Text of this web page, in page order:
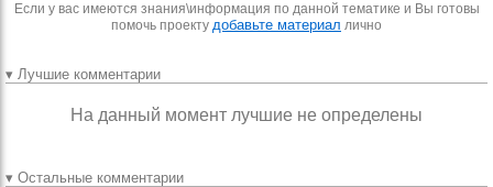
Если у вас имеются знания\информация по данной тематике и Вы готовы
помочь проекту добавьте материал лично
▾ Лучшие комментарии
На данный момент лучшие не определены
▾ Остальные комментарии